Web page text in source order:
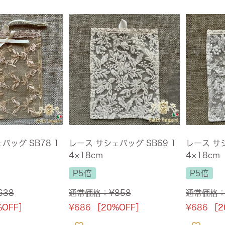
バッグ SB78 1
］
レース サシェバッグ SB69 1
4×18cm
P5倍
通常価格：¥858
¥686 ［20%OFF］
レース
4×18cm
P5倍
通常価格
¥686 ［